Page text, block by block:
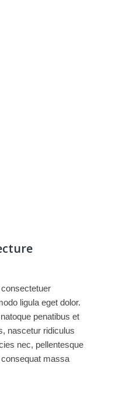
ligula eget dolor.
penatibus et
nascetur ridiculus
nec, pellentesque
massa